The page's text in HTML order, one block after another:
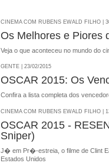
CINEMA COM RUBENS EWALD FILHO |
Os Melhores e Piores
Veja o que aconteceu no mundo do
GENTE | 23/02/2015
OSCAR 2015: Os
Confira a lista completa dos
CINEMA COM RUBENS EWALD FILHO |
OSCAR 2015 -
Sniper)
J� em Pr�-estreia, o filme de Clint
Estados Unidos